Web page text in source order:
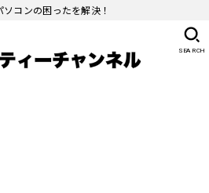
ソコンの困ったを解決！
SEARCH